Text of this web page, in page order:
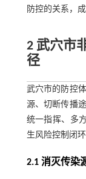
防控的关系，
2 武穴市
径
武穴市的防控
源、切断传播
统一指挥、多
生风险控制闭环
2.1 消灭传染